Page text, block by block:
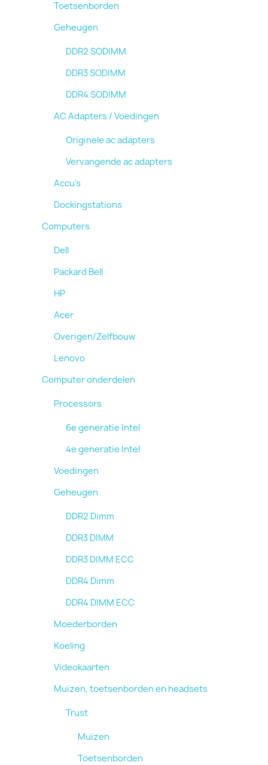
Toetsenborden
Geheugen
DDR2 SODIMM
DDR3 SODIMM
DDR4 SODIMM
AC Adapters / Voedingen
Originele ac adapters
Vervangende ac adapters
Accu's
Dockingstations
Computers
Dell
Packard Bell
HP
Acer
Overigen/Zelfbouw
Lenovo
Computer onderdelen
Processors
6e generatie Intel
4e generatie Intel
Voedingen
Geheugen
DDR2 Dimm
DDR3 DIMM
DDR3 DIMM ECC
DDR4 Dimm
DDR4 DIMM ECC
Moederborden
Koeling
Videokaarten
Muizen, toetsenborden en headsets
Trust
Muizen
Toetsenborden